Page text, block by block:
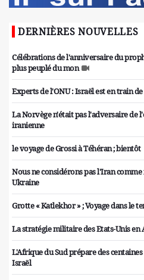
DERNIÈRES NOUVELLES
Célébrations de l'anniversaire du
plus peuplé du mon
Experts de l'ONU : Israël est en train
La Norvège n'était pas l'adversaire de
iranienne
le voyage de Grossi à Téhéran ; bientôt
Nous ne considérons pas l'Iran
Ukraine
Grotte « Katlekhor » ; Voyage dans le
La stratégie militaire des Etats-Unis en
L'Afrique du Sud prépare des
Israël